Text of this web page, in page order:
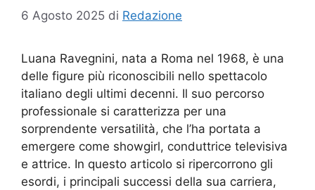
6 Agosto 2025 di Redazione
Luana Ravegnini, nata a Roma nel 1968, è una
delle figure più riconoscibili nello spettacolo
italiano degli ultimi decenni. Il suo percorso
professionale si caratterizza per una
sorprendente versatilità, che l’ha portata a
emergere come showgirl, conduttrice televisiva
e attrice. In questo articolo si ripercorrono gli
esordi, i principali successi della sua carriera,